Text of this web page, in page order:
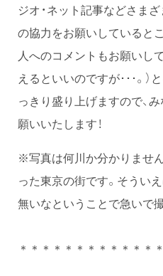
ジオ・ネット記事などさま
の協力をお願いしていると
人へのコメントもお願いし
えるといいのですが･･･。
っきり盛り上げますので、
願いいたします！
※写真は何川か分かりませ
った東京の街です。そうい
無いなということで急いで
＊＊＊＊＊＊＊＊＊＊＊＊